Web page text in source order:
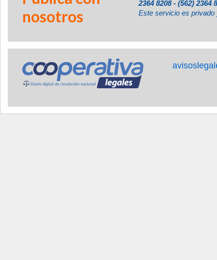
nosotros
2364 8208 - (562) 2364
Este servicio es privado